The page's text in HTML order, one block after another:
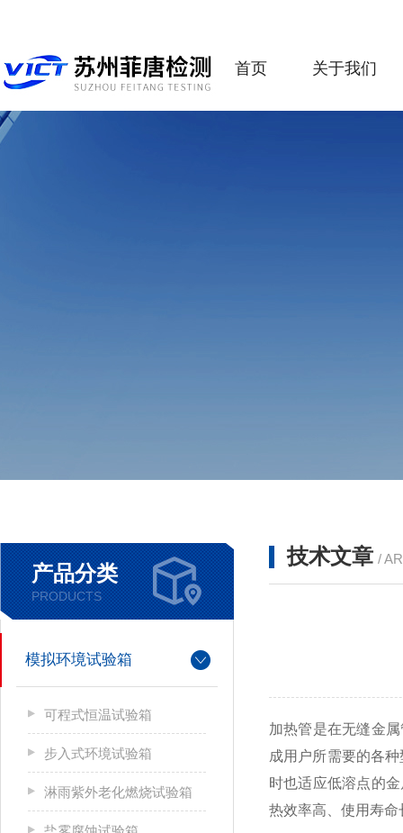
首页 关于我们
产品分类
PRODUCTS
模拟环境试验箱
可程式恒温试验箱
步入式环境试验箱
淋雨紫外老化燃烧试验箱
技术文章 /
加热管是在无缝金
成用户所需要的各
时也适应低溶点的
热效率高、使用寿